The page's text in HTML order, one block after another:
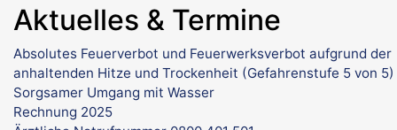
Aktuelles & Termine
Absolutes Feuerverbot und Feuerwerksverbot aufgrund der
anhaltenden Hitze und Trockenheit (Gefahrenstufe 5 von 5)
Sorgsamer Umgang mit Wasser
Rechnung 2025